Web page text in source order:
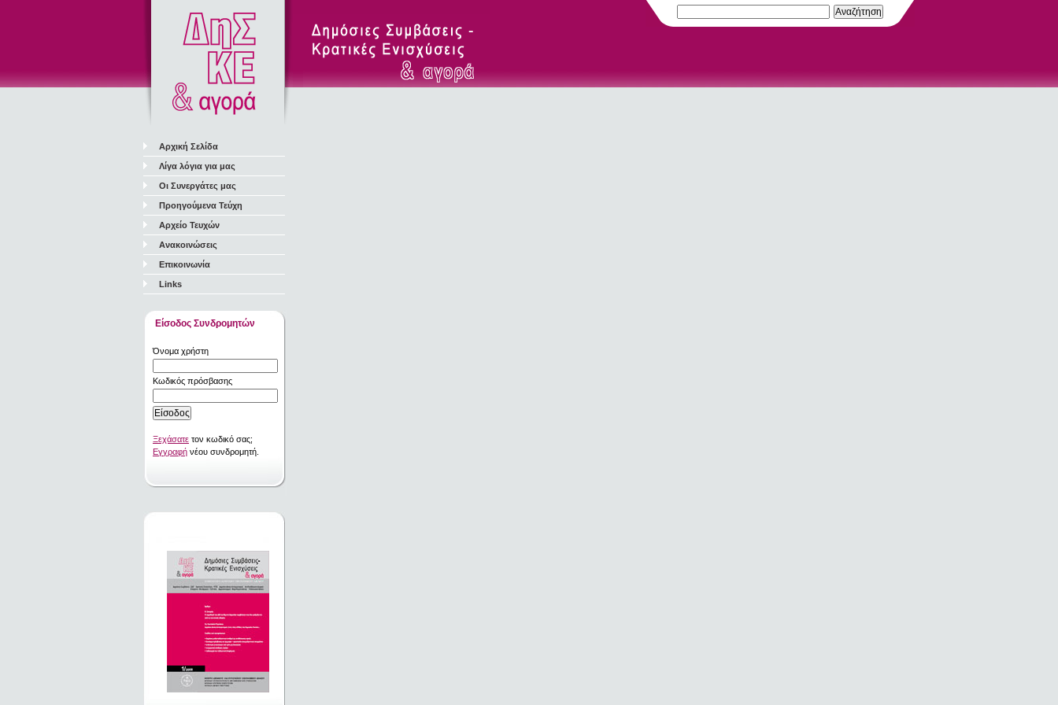
Αρχική Σελίδα
Λίγα λόγια για μας
Οι Συνεργάτες μας
Προηγούμενα Τεύχη
Αρχείο Τευχών
Ανακοινώσεις
Επικοινωνία
Links
Είσοδος Συνδρομητών
Όνομα χρήστη
Κωδικός πρόσβασης
Ξεχάσατε τον κωδικό σας;
Εγγραφή νέου συνδρομητή.